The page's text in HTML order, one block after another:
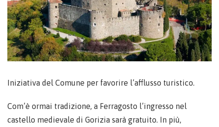
Iniziativa del Comune per favorire l’afflusso turistico.
Com’è ormai tradizione, a Ferragosto l’ingresso nel
castello medievale di Gorizia sarà gratuito. In più,